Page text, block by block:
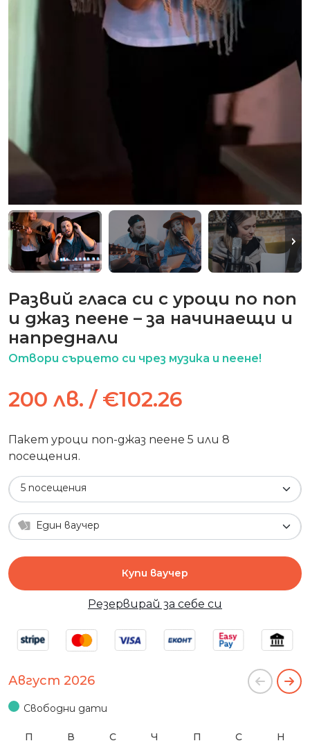
Развий гласа си с уроци по поп
и джаз пеене – за начинаещи и
напреднали
Отвори сърцето си чрез музика и пеене!
200 лв. / €102.26
Пакет уроци поп-джаз пеене 5 или 8
посещения.
5 посещения
Един ваучер
Купи ваучер
Резервирай за себе си
Август 2026
Свободни дати
П В С Ч П С Н